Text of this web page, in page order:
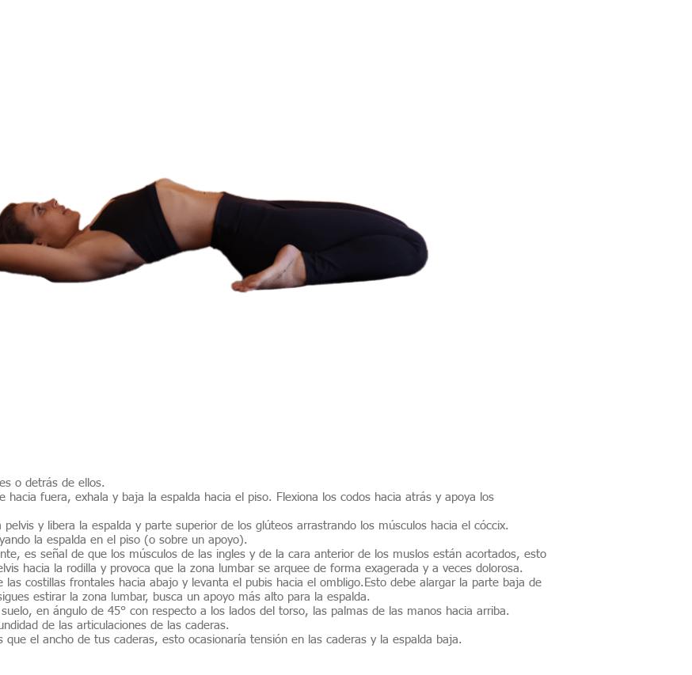
o detrás de ellos.
hacia fuera, exhala y baja la espalda hacia el piso. Flexiona los codos hacia atrás y apoya los
y libera la espalda y parte superior de los glúteos arrastrando los músculos hacia el cóccix.
la espalda en el piso (o sobre un apoyo).
es señal de que los músculos de las ingles y de la cara anterior de los muslos están acortados, esto
hacia la rodilla y provoca que la zona lumbar se arquee de forma exagerada y a veces dolorosa.
las costillas frontales hacia abajo y levanta el pubis hacia el ombligo.Esto debe alargar la parte baja de
estirar la zona lumbar, busca un apoyo más alto para la espalda.
en ángulo de 45° con respecto a los lados del torso, las palmas de las manos hacia arriba.
de las articulaciones de las caderas.
que el ancho de tus caderas, esto ocasionaría tensión en las caderas y la espalda baja.